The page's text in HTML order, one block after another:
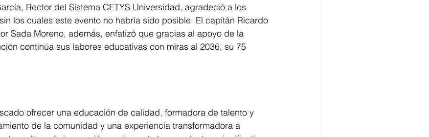
Rector del Sistema CETYS Universidad, agradeció a los
los cuales este evento no habría sido posible: El capitán Ricardo
Sada Moreno, además, enfatizó que gracias al apoyo de la
continúa sus labores educativas con miras al 2036, su 75
ofrecer una educación de calidad, formadora de talento y
de la comunidad y una experiencia transformadora a